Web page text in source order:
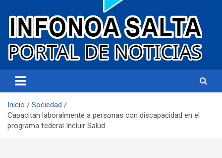
Infonoa Salta
Inicio
Sociedad
Capacitan laboralmente a personas con discapacidad en el
programa federal Incluir Salud